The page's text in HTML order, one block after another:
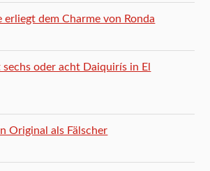
erliegt dem Charme von Ronda
oder acht Daiquirís in El
Original als Fälscher